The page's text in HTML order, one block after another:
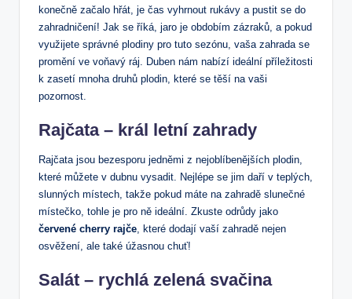
konečně začalo hřát, je čas vyhrnout rukávy a pustit se do
zahradničení! Jak se říká, jaro je obdobím zázraků, a pokud
využijete správné plodiny pro tuto sezónu, vaša zahrada se
promění ve voňavý ráj. Duben nám nabízí ideální příležitosti
k zasetí mnoha druhů plodin, které se těší na vaši
pozornost.
Rajčata – král letní zahrady
Rajčata jsou bezesporu jedněmi z nejoblíbenějších plodin,
které můžete v dubnu vysadit. Nejlépe se jim daří v teplých,
slunných místech, takže pokud máte na zahradě slunečné
místečko, tohle je pro ně ideální. Zkuste odrůdy jako
červené cherry rajče, které dodají vaší zahradě nejen
osvěžení, ale také úžasnou chuť!
Salát – rychlá zelená svačina